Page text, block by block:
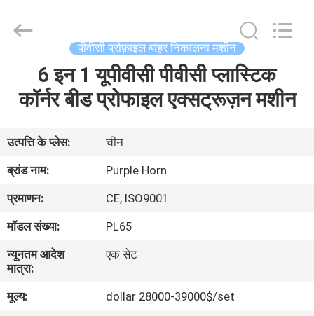
हमारे
बारे
कारखाना
पीवीसी प्रोफ़ाइल बाहर निकालना मशीन
6 इन 1 यूपीवीसी पीवीसी प्लास्टिक
कॉर्नर बीड प्रोफाइल एक्सट्रूज़न मशीन
उत्पत्ति के प्लेस:
चीन
ब्रांड नाम:
Purple Horn
प्रमाणन:
CE, ISO9001
मॉडल संख्या:
PL65
न्यूनतम आदेश
मात्रा:
एक सेट
मूल्य:
dollar 28000-39000$/set